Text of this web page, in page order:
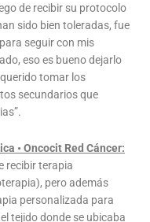
de recibir su protocolo
sido bien toleradas, fue
seguir con mis
eso es bueno dejarlo
tomar los
secundarios que
• Oncocit Red Cáncer:
recibir terapia
pero además
personalizada para
el tejido donde se ubicaba